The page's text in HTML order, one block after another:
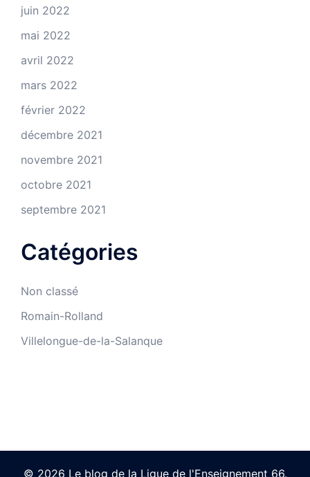
juin 2022
mai 2022
avril 2022
mars 2022
février 2022
décembre 2021
novembre 2021
octobre 2021
septembre 2021
Catégories
Non classé
Romain-Rolland
Villelongue-de-la-Salanque
© 2026 Le blog de la Ligue de l'Enseignement 66.